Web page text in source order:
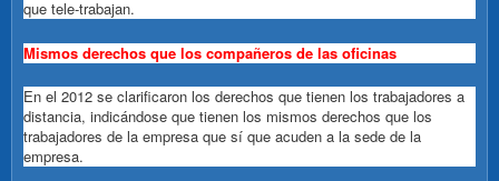
que tele-trabajan.
Mismos derechos que los compañeros de las oficinas
En el 2012 se clarificaron los derechos que tienen los trabajadores a
distancia, indicándose que tienen los mismos derechos que los
trabajadores de la empresa que sí que acuden a la sede de la
empresa.